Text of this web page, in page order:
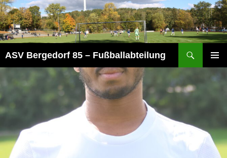
Zum
Inhalt
springen
ASV Bergedorf 85 – Fußballabteilung
MENÜ